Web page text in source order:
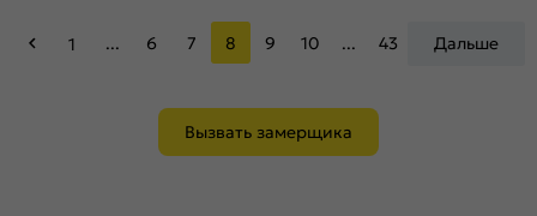
1 ... 6 7 8 9 10 ... 43 Дальше
Вызвать замерщика